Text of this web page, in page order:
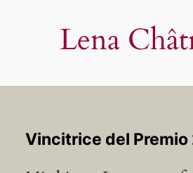
Lena
Vincitrice del Premio